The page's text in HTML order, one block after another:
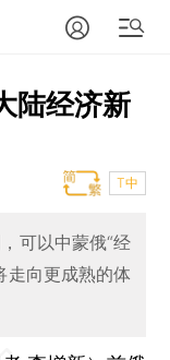
陆经济新
T中
可以中蒙俄“经
走向更成熟的体